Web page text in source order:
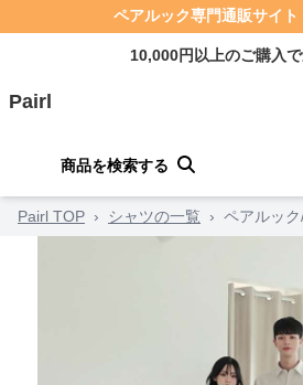
ペアルック専門通販サイト
10,000円以上のご購入
Pairl
商品を検索する
Pairl TOP › シャツの一覧 › ペアルッ